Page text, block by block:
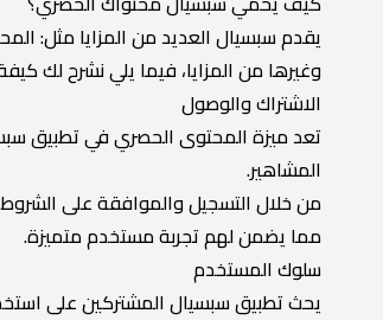
يقدم سبسيال العديد من المزايا مثل:
وغيرها من المزايا، فيما يلي نشرح لك
الاشتراك والوصول
تعد ميزة المحتوى الحصري في تطبيق
المشاهير.
من خلال التسجيل والموافقة على
مما يضمن لهم تجربة مستخدم متميزة.
سلوك المستخدم
يحث تطبيق سبسيال المشتركين على